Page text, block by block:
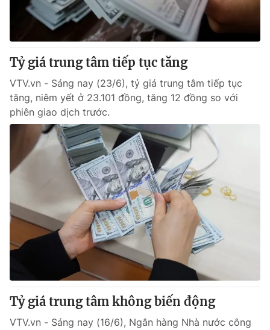
Tỷ giá trung tâm tiếp tục tăng
VTV.vn - Sáng nay (23/6), tỷ giá trung tâm tiếp tục
tăng, niêm yết ở 23.101 đồng, tăng 12 đồng so với
phiên giao dịch trước.
Tỷ giá trung tâm không biến động
VTV.vn - Sáng nay (16/6), Ngân hàng Nhà nước công